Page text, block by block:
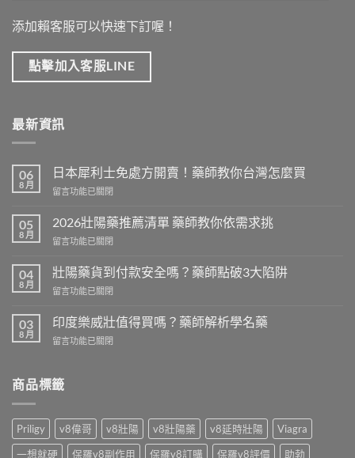
添加賴客服可以快速下訂喔！
點擊加入客服LINE
最新資訊
06
8 月
日本犀利士免處方開賣！藥師教你台灣怎麼買
在
本
利
免
處
方
賣！
藥
你
台
怎
買〉
留言功能已關閉
05
8 月
2026壯陽藥推薦清單 藥師教你依需求挑
在
壯
陽
藥
薦
清
單
教
需
求
挑〉
留言功能已關閉
04
8 月
壯陽藥貨到付款安全嗎？藥師點破3大陷阱
在
陽
藥
貨
款
嗎？
藥
師
留言功能已關閉
03
8 月
印度樂威壯值得買嗎？藥師解析學名藥
在
樂
威
值
買
留言功能已關閉
商品標籤
Priligy v8偉哥 v8壯陽 v8壯陽藥 v8延時壯陽
Viagra
一想就硬
保羅v8副作用 保羅v8訂購 保羅v8評價
助勃